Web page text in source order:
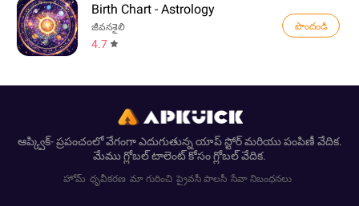
Birth Chart - Astrology
జీవనశైలి
4.7
పొందండి
ఆప్క్విక్- ప్రపంచంలో వేగంగా ఎదుగుతున్న యాప్ స్టోర్ మరియు పంపిణీ వేదిక.
మేము గ్లోబల్ టాలెంట్ కోసం గ్లోబల్ వేదిక.
హోమ్ ధృవీకరణ మా గురించి ప్రైవసీ పాలసీ సేవా నిబంధనలు